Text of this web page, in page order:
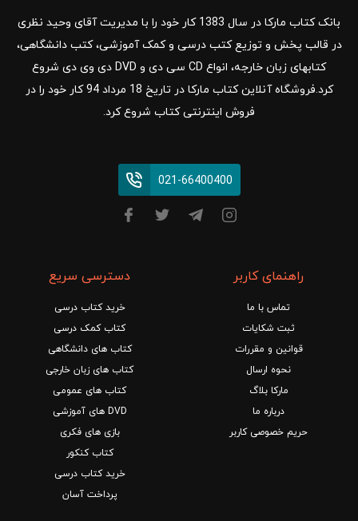
بانک کتاب مارکا در سال 1383 کار خود را با مدیریت آقای وحید نظری
در قالب پخش و توزیع کتب درسی و کمک آموزشی، کتب دانشگاهی،
کتابهای زبان خارجه، انواع CD سی دی و DVD دی وی دی شروع
کرد.فروشگاه آنلاین کتاب مارکا در تاریخ 18 مرداد 94 کار خود را در
فروش اینترنتی کتاب شروع کرد.
021-66400400
راهنمای کاربر
تماس با ما
ثبت شکایات
قوانین و مقررات
نحوه ارسال
مارکا بلاگ
درباره ما
حریم خصوصی کاربر
دسترسی سریع
خرید کتاب درسی
کتاب کمک درسی
کتاب های دانشگاهی
کتاب های زبان خارجی
کتاب های عمومی
DVD های آموزشی
بازی های فکری
کتاب کنکور
خرید کتاب درسی
پرداخت آسان